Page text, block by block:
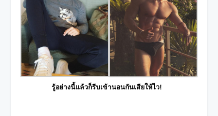
รู้อย่างนี้แล้วก็รีบเข้านอนกันเสียให้ไว!